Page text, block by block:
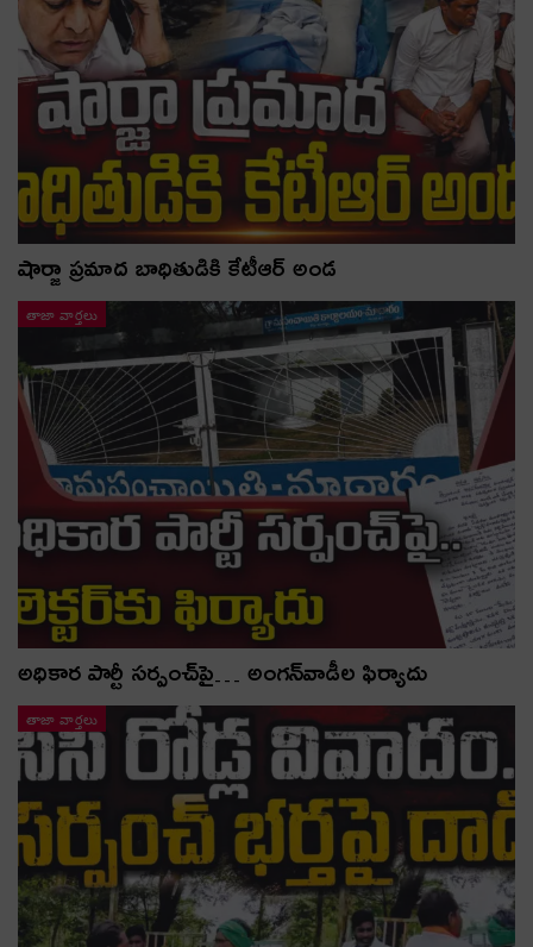
షార్జా ప్రమాద బాధితుడికి కేటీఆర్ అండ
తాజా వార్తలు
అధికార పార్టీ స‌ర్పంచ్‌పై… అంగ‌న్‌వాడీల ఫిర్యాదు
తాజా వార్తలు